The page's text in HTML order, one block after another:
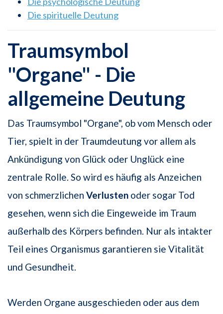
Die spirituelle Deutung
Traumsymbol
"Organe" - Die
allgemeine Deutung
Das Traumsymbol "Organe", ob vom Mensch oder
Tier, spielt in der Traumdeutung vor allem als
Ankündigung von Glück oder Unglück eine
zentrale Rolle. So wird es häufig als Anzeichen
von schmerzlichen Verlusten oder sogar Tod
gesehen, wenn sich die Eingeweide im Traum
außerhalb des Körpers befinden. Nur als intakter
Teil eines Organismus garantieren sie Vitalität
und Gesundheit.
Werden Organe ausgeschieden oder aus dem